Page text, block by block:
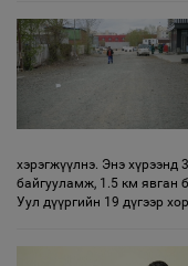
хэрэгжүүлнэ. Энэ хүрээнд
байгууламж, 1.5 км явган
Уул дүүргийн 19 дүгээр